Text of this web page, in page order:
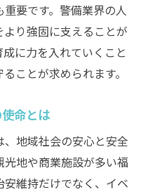
要です。警備業界の人
り強固に支えることが
に力を入れていくこと
ことが求められます。
命とは
地域社会の安心と安全
地や商業施設が多い福
維持だけでなく、イベ